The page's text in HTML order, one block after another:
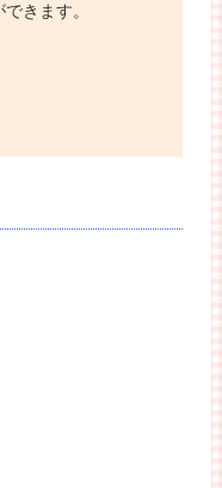
きます。